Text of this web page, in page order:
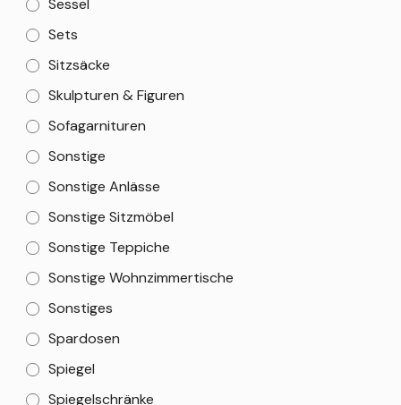
Sessel
Sets
Sitzsäcke
Skulpturen & Figuren
Sofagarnituren
Sonstige
Sonstige Anlässe
Sonstige Sitzmöbel
Sonstige Teppiche
Sonstige Wohnzimmertische
Sonstiges
Spardosen
Spiegel
Spiegelschränke